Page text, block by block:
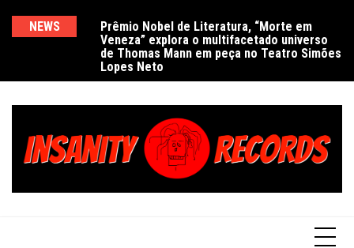
NEWS
Prêmio Nobel de Literatura, “Morte em
Veneza” explora o multifacetado universo
de Thomas Mann em peça no Teatro Simões
Lopes Neto